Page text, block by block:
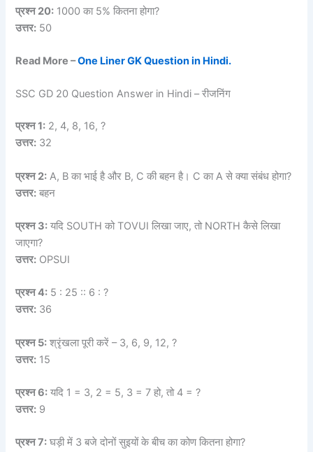
प्रश्न 20: 1000 का 5% कितना होगा?
उत्तर: 50
Read More –One Liner GK Question in Hindi.
SSC GD 20 Question Answer in Hindi – रीजनिंग
प्रश्न 1: 2, 4, 8, 16, ?
उत्तर: 32
प्रश्न 2: A, B का भाई है और B, C की बहन है। C का A से क्या संबंध होगा?
उत्तर: बहन
प्रश्न 3: यदि SOUTH को TOVUI लिखा जाए, तो NORTH कैसे लिखा
जाएगा?
उत्तर: OPSUI
प्रश्न 4: 5 : 25 :: 6 : ?
उत्तर: 36
प्रश्न 5: श्रृंखला पूरी करें – 3, 6, 9, 12, ?
उत्तर: 15
प्रश्न 6: यदि 1 = 3, 2 = 5, 3 = 7 हो, तो 4 = ?
उत्तर: 9
प्रश्न 7: घड़ी में 3 बजे दोनों सुइयों के बीच का कोण कितना होगा?